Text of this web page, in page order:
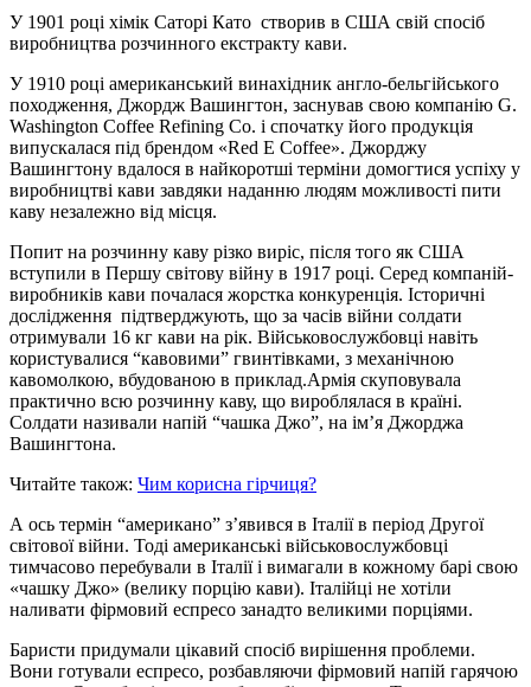
У 1901 році хімік Саторі Като створив в США свій спосіб
виробництва розчинного екстракту кави.
У 1910 році американський винахідник англо-бельгійського
походження, Джордж Вашингтон, заснував свою компанію G.
Washington Coffee Refining Co. і спочатку його продукція
випускалася під брендом «Red E Coffee». Джорджу
Вашингтону вдалося в найкоротші терміни домогтися успіху у
виробництві кави завдяки наданню людям можливості пити
каву незалежно від місця.
Попит на розчинну каву різко виріс, після того як США
вступили в Першу світову війну в 1917 році. Серед компаній-
виробників кави почалася жорстка конкуренція. Історичні
дослідження підтверджують, що за часів війни солдати
отримували 16 кг кави на рік. Військовослужбовці навіть
користувалися “кавовими” гвинтівками, з механічною
кавомолкою, вбудованою в приклад.Армія скуповувала
практично всю розчинну каву, що вироблялася в країні.
Солдати називали напій “чашка Джо”, на ім’я Джорджа
Вашингтона.
Читайте також: Чим корисна гірчиця?
А ось термін “американо” з’явився в Італії в період Другої
світової війни. Тоді американські військовослужбовці
тимчасово перебували в Італії і вимагали в кожному барі свою
«чашку Джо» (велику порцію кави). Італійці не хотіли
наливати фірмовий еспресо занадто великими порціями.
Баристи придумали цікавий спосіб вирішення проблеми.
Вони готували еспресо, розбавляючи фірмовий напій гарячою